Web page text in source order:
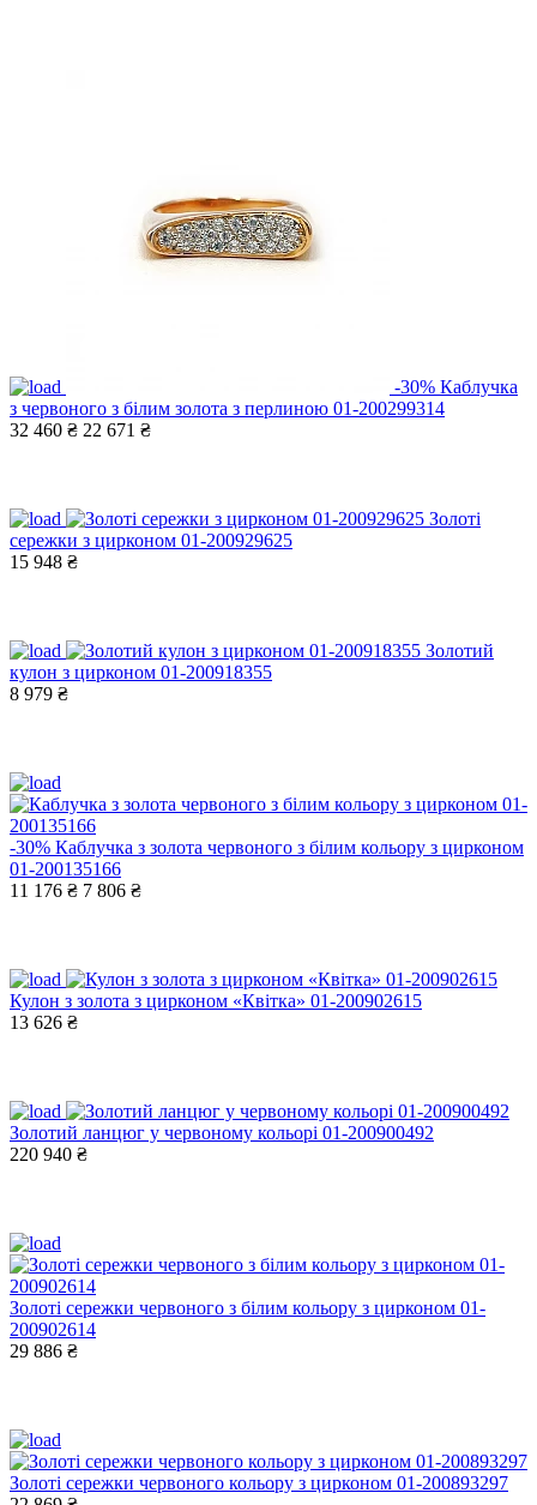
-30% Каблучка
з червоного з білим золота з перлиною 01-200299314
32 460 ₴ 22 671 ₴
Золоті
сережки з цирконом 01-200929625
15 948 ₴
Золотий
кулон з цирконом 01-200918355
8 979 ₴
-30% Каблучка з золота червоного з білим кольору з цирконом
01-200135166
11 176 ₴ 7 806 ₴
Кулон з золота з цирконом «Квітка» 01-200902615
13 626 ₴
Золотий ланцюг у червоному кольорі 01-200900492
220 940 ₴
Золоті сережки червоного з білим кольору з цирконом 01-
200902614
29 886 ₴
Золоті сережки червоного кольору з цирконом 01-200893297